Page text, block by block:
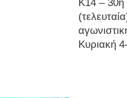
Κ14 – 30η
Κυριακή